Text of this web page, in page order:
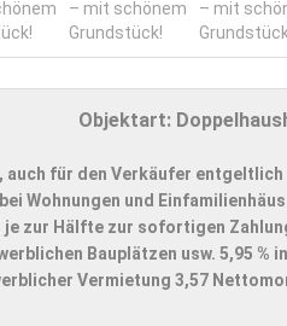
Objektart:
auch für den Verkäufer
Wohnungen und
je zur Hälfte zur sofortigen
Bauplätzen usw. 5,95
Vermietung 3,57